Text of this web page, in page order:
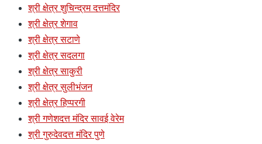
श्री क्षेत्र शुचिन्द्रम दत्तमंदिर
श्री क्षेत्र शेगाव
श्री क्षेत्र सटाणे
श्री क्षेत्र सदलगा
श्री क्षेत्र साकुरी
श्री क्षेत्र सुलीभंजन
श्री क्षेत्र हिप्परगी
श्री गणेशदत्त मंदिर सावई वेरेम
श्री गुरुदेवदत्त मंदिर पुणे